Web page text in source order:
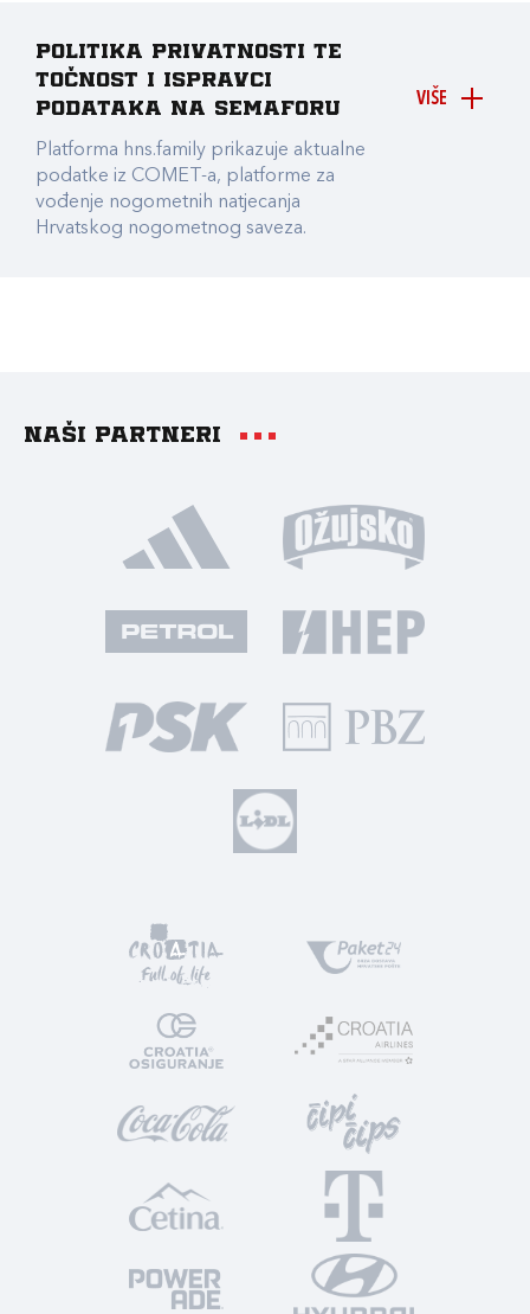
VIŠE
Politika privatnosti te
točnost i ispravci
podataka na Semaforu
Platforma hns.family prikazuje aktualne
podatke iz COMET-a, platforme za
vođenje nogometnih natjecanja
Hrvatskog nogometnog saveza.
Naši partneri